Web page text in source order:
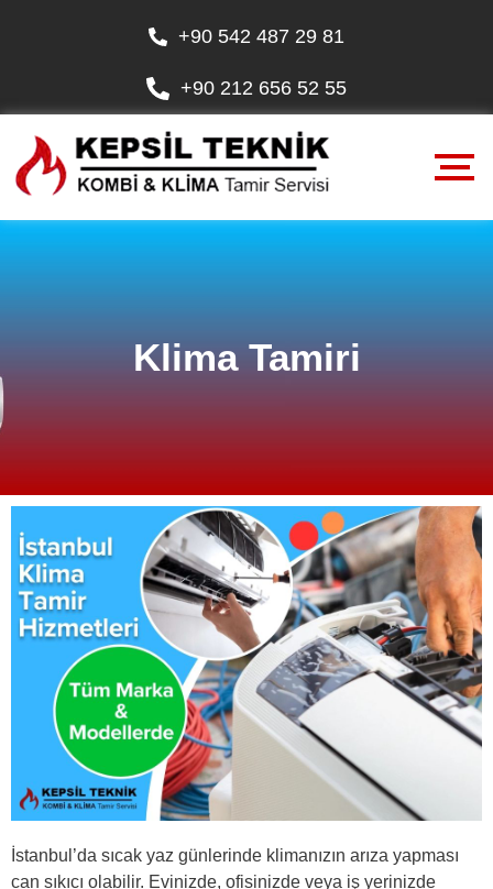
+90 542 487 29 81
+90 212 656 52 55
Klima Tamiri
İstanbul’da sıcak yaz günlerinde klimanızın arıza yapması
can sıkıcı olabilir. Evinizde, ofisinizde veya iş yerinizde